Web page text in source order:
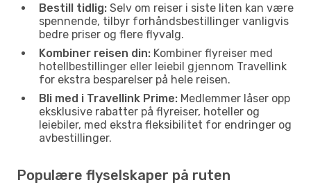
Bestill tidlig: Selv om reiser i siste liten kan være
spennende, tilbyr forhåndsbestillinger vanligvis
bedre priser og flere flyvalg.
Kombiner reisen din: Kombiner flyreiser med
hotellbestillinger eller leiebil gjennom Travellink
for ekstra besparelser på hele reisen.
Bli med i Travellink Prime: Medlemmer låser opp
eksklusive rabatter på flyreiser, hoteller og
leiebiler, med ekstra fleksibilitet for endringer og
avbestillinger.
Populære flyselskaper på ruten